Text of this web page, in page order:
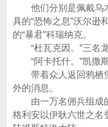
他们分别是佩戴乌木
具的“恐怖之息”沃尔逊
的“暴君”科瑞纳克。
“杜瓦克因。”三名龙
“阿卡托什。”凯撒斯
带着众人返回鸦栖
外的消息。
由一万名佣兵组成的
格利安以伊耿六世之名